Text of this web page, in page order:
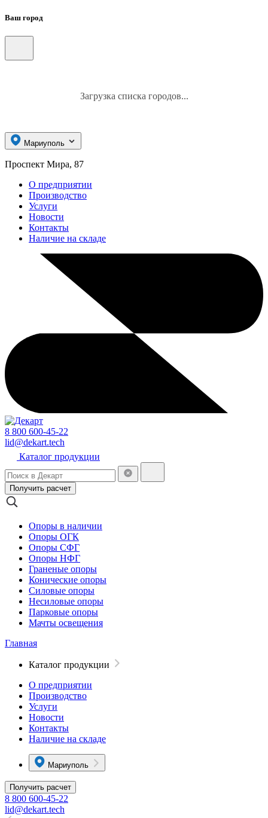
Ваш город
Загрузка списка городов...
Мариуполь
Проспект Мира, 87
О предприятии
Производство
Услуги
Новости
Контакты
Наличие на складе
8 800 600-45-22
lid@dekart.tech
Каталог продукции
Получить расчет
Опоры в наличии
Опоры ОГК
Опоры СФГ
Опоры НФГ
Граненые опоры
Конические опоры
Силовые опоры
Несиловые опоры
Парковые опоры
Мачты освещения
Главная
Каталог продукции
О предприятии
Производство
Услуги
Новости
Контакты
Наличие на складе
Мариуполь
Получить расчет
8 800 600-45-22
lid@dekart.tech